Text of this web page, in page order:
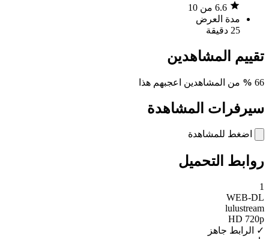
مدة العرض
25 دقيقة
تقييم المشاهدين
66
% من المشاهدين اعجبهم هذا
سيرفرات المشاهدة
اضغط للمشاهدة
روابط التحميل
1
WEB-DL
lulustream
HD 720p
✓ الرابط جاهز